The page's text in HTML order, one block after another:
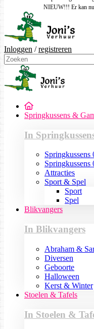
NIEUW!!! Er kan
Inloggen /registreren
Springkussens &
In
Springkussens
Springkussens
Attracties
Sport & Spel
Sport
Spel
Blikvangers
In Blikvangers
Abraham &
Diversen
Geboorte
Halloween
Kerst & Winter
Stoelen & Tafels
In Stoelen &